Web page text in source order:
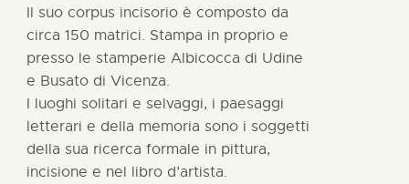
Il suo corpus incisorio è composto da
circa 150 matrici. Stampa in proprio e
presso le stamperie Albicocca di Udine
e Busato di Vicenza.
I luoghi solitari e selvaggi, i paesaggi
letterari e della memoria sono i soggetti
della sua ricerca formale in pittura,
incisione e nel libro d’artista.